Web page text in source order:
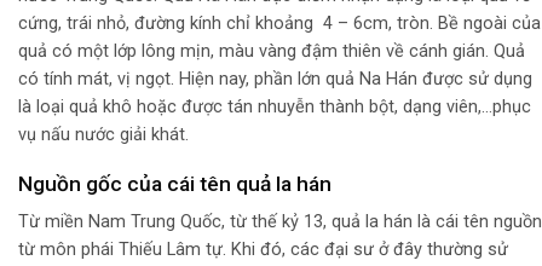
cứng, trái nhỏ, đường kính chỉ khoảng 4 – 6cm, tròn. Bề ngoài của
quả có một lớp lông mịn, màu vàng đậm thiên về cánh gián. Quả
có tính mát, vị ngọt. Hiện nay, phần lớn quả Na Hán được sử dụng
là loại quả khô hoặc được tán nhuyễn thành bột, dạng viên,…phục
vụ nấu nước giải khát.
Nguồn gốc của cái tên quả la hán
Từ miền Nam Trung Quốc, từ thế kỷ 13, quả la hán là cái tên nguồn
từ môn phái Thiếu Lâm tự. Khi đó, các đại sư ở đây thường sử